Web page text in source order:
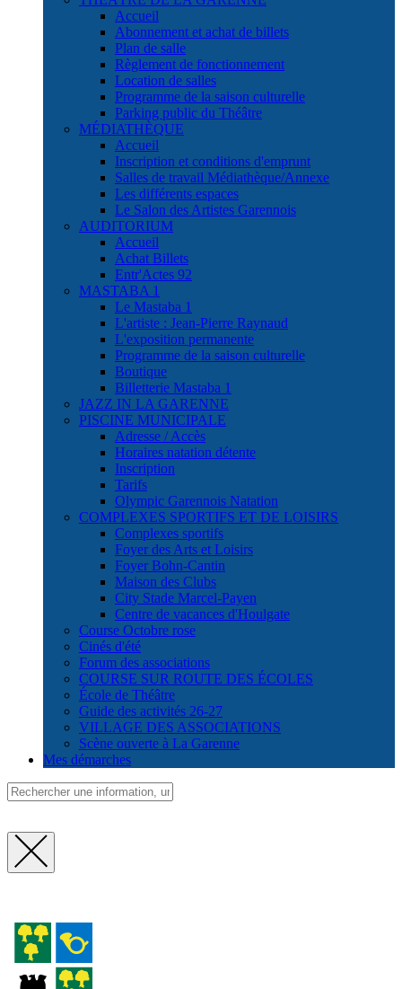
Accueil
Abonnement et achat de billets
Plan de salle
Règlement de fonctionnement
Location de salles
Programme de la saison culturelle
Parking public du Théâtre
MÉDIATHÈQUE
Accueil
Inscription et conditions d'emprunt
Salles de travail Médiathèque/Annexe
Les différents espaces
Le Salon des Artistes Garennois
AUDITORIUM
Accueil
Achat Billets
Entr'Actes 92
MASTABA 1
Le Mastaba 1
L'artiste : Jean-Pierre Raynaud
L'exposition permanente
Programme de la saison culturelle
Boutique
Billetterie Mastaba 1
JAZZ IN LA GARENNE
PISCINE MUNICIPALE
Adresse / Accès
Horaires natation détente
Inscription
Tarifs
Olympic Garennois Natation
COMPLEXES SPORTIFS ET DE LOISIRS
Complexes sportifs
Foyer des Arts et Loisirs
Foyer Bohn-Cantin
Maison des Clubs
City Stade Marcel-Payen
Centre de vacances d'Houlgate
Course Octobre rose
Cinés d'été
Forum des associations
COURSE SUR ROUTE DES ÉCOLES
École de Théâtre
Guide des activités 26-27
VILLAGE DES ASSOCIATIONS
Scène ouverte à La Garenne
Mes démarches
Fermer